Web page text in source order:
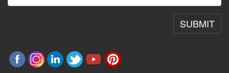
SUBMIT